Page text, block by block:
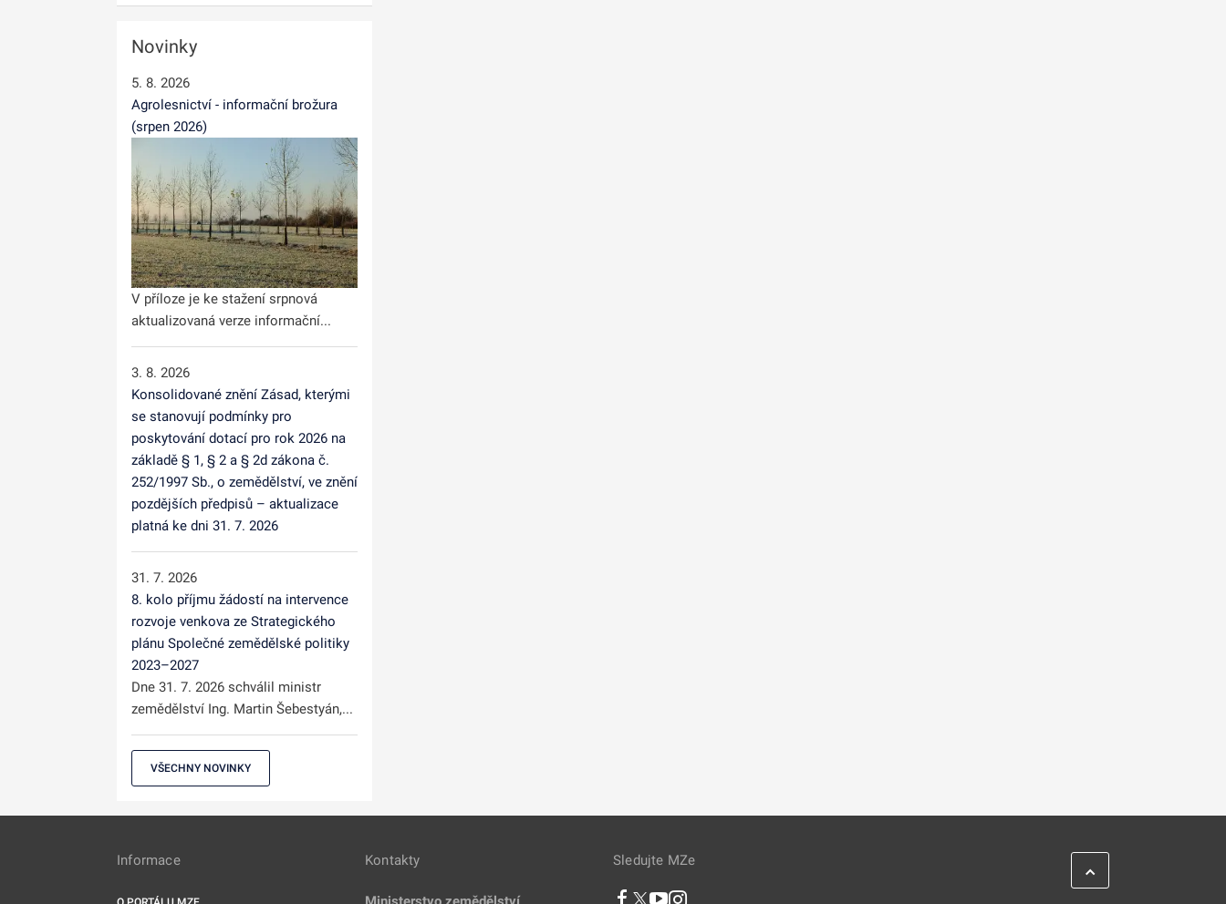
Novinky
5. 8. 2026
Agrolesnictví - informační brožura
(srpen 2026)
V příloze je ke stažení srpnová
aktualizovaná verze informační...
3. 8. 2026
Konsolidované znění Zásad, kterými
se stanovují podmínky pro
poskytování dotací pro rok 2026 na
základě § 1, § 2 a § 2d zákona č.
252/1997 Sb., o zemědělství, ve znění
pozdějších předpisů – aktualizace
platná ke dni 31. 7. 2026
31. 7. 2026
8. kolo příjmu žádostí na intervence
rozvoje venkova ze Strategického
plánu Společné zemědělské politiky
2023–2027
Dne 31. 7. 2026 schválil ministr
zemědělství Ing. Martin Šebestyán,...
VŠECHNY NOVINKY
Informace Kontakty Sledujte MZe